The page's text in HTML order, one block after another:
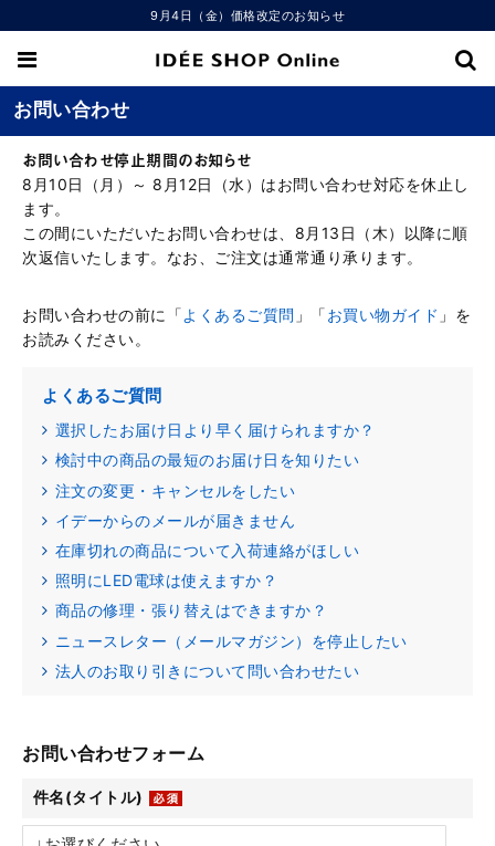
9月4日（金）価格改定のお知らせ
お問い合わせ
お問い合わせ停止期間のお知らせ
8月10日（月）～ 8月12日（水）はお問い合わせ対応を休止し
ます。
この間にいただいたお問い合わせは、8月13日（木）以降に順
次返信いたします。なお、ご注文は通常通り承ります。
お問い合わせの前に「よくあるご質問 」「お買い物ガイド 」を
お読みください。
よくあるご質問
選択したお届け日より早く届けられますか？
検討中の商品の最短のお届け日を知りたい
注文の変更・キャンセルをしたい
イデーからのメールが届きません
在庫切れの商品について入荷連絡がほしい
照明にLED電球は使えますか？
商品の修理・張り替えはできますか？
ニュースレター（メールマガジン）を停止したい
法人のお取り引きについて問い合わせたい
お問い合わせフォーム
件名(タイトル)